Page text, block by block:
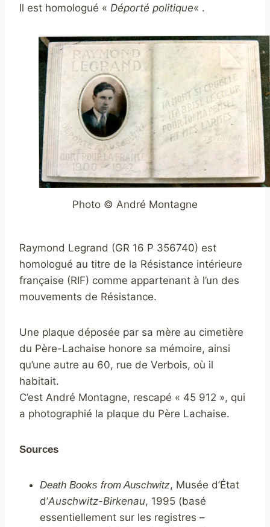
Il est homologué « Déporté politique« .
Photo © André Montagne
Raymond Legrand (GR 16 P 356740) est
homologué au titre de la Résistance intérieure
française (RIF) comme appartenant à l’un des
mouvements de Résistance.
Une plaque déposée par sa mère au cimetière
du Père-Lachaise honore sa mémoire, ainsi
qu’une autre au 60, rue de Verbois, où il
habitait.
C’est André Montagne, rescapé « 45 912 », qui
a photographié la plaque du Père Lachaise.
Sources
Death Books from Auschwitz, Musée d’État
d’Auschwitz-Birkenau, 1995 (basé
essentiellement sur les registres –